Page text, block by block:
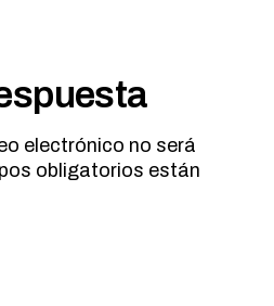
electrónico no será
obligatorios están